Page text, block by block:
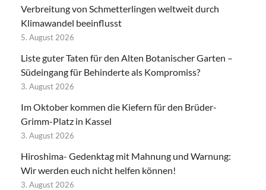
Verbreitung von Schmetterlingen weltweit durch
Klimawandel beeinflusst
5. August 2026
Liste guter Taten für den Alten Botanischer Garten –
Südeingang für Behinderte als Kompromiss?
3. August 2026
Im Oktober kommen die Kiefern für den Brüder-
Grimm-Platz in Kassel
3. August 2026
Hiroshima- Gedenktag mit Mahnung und Warnung:
Wir werden euch nicht helfen können!
3. August 2026